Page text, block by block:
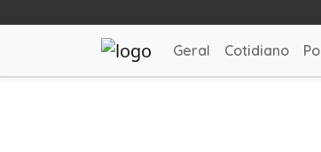
Geral Cotidiano